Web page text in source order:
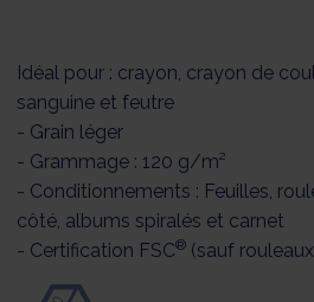
Idéal pour : crayon, crayon de
sanguine et feutre
- Grain léger
- Grammage : 120 g/m²
- Conditionnements : Feuilles,
côté, albums spiralés et carnet
- Certification FSC® (sauf